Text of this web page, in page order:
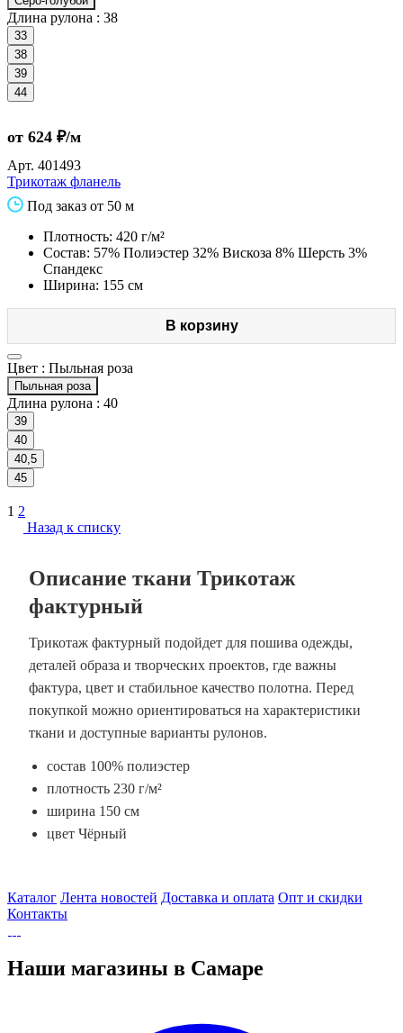
Длина рулона : 38
33
38
39
44
от 624 ₽/м
Арт. 401493
Трикотаж фланель
Под заказ от 50 м
Плотность: 420 г/м²
Состав: 57% Полиэстер 32% Вискоза 8% Шерсть 3%
Спандекс
Ширина: 155 см
В корзину
Цвет : Пыльная роза
Пыльная роза
Длина рулона : 40
39
40
40,5
45
1 2
Назад к списку
Описание ткани Трикотаж
фактурный
Трикотаж фактурный подойдет для пошива одежды,
деталей образа и творческих проектов, где важны
фактура, цвет и стабильное качество полотна. Перед
покупкой можно ориентироваться на характеристики
ткани и доступные варианты рулонов.
состав 100% полиэстер
плотность 230 г/м²
ширина 150 см
цвет Чёрный
Каталог Лента новостей Доставка и оплата Опт и скидки
Контакты
Наши магазины в Самаре